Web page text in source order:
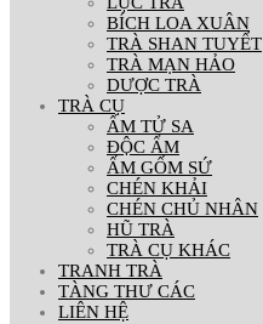
BÍCH LOA XUÂN
TRÀ SHAN TUYẾT
TRÀ MẠN HẢO
DƯỢC TRÀ
TRÀ CỤ
ẤM TỬ SA
ĐỘC ẨM
ẤM GỐM SỨ
CHÉN KHẢI
CHÉN CHỦ NHÂN
HŨ TRÀ
TRÀ CỤ KHÁC
TRANH TRÀ
TÀNG THƯ CÁC
LIÊN HỆ